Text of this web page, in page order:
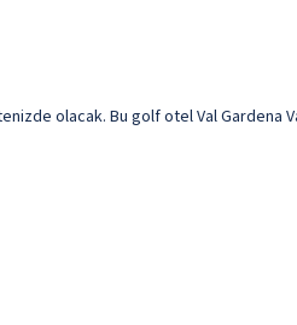
olacak. Bu golf otel Val Gardena